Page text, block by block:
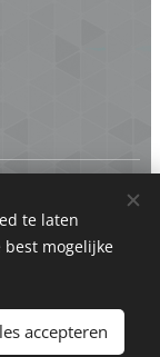
te laten
mogelijke
accepteren